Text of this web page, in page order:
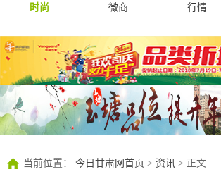
时尚
微商 行情
当前位置： 今日甘肃网首页 > 资讯 > 正文